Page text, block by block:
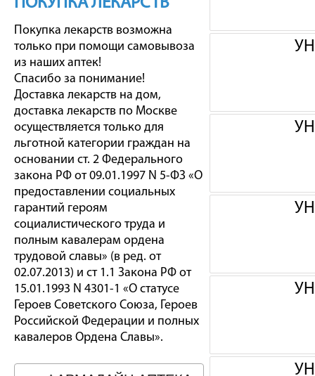
Покупка лекарств возможна
только при помощи самовывоза
из наших аптек!
Спасибо за понимание!
Доставка лекарств на дом,
доставка лекарств по Москве
осуществляется только для
льготной категории граждан на
основании ст. 2 Федерального
закона РФ от 09.01.1997 N 5-ФЗ «О
предоставлении социальных
гарантий героям
социалистического труда и
полным кавалерам ордена
трудовой славы» (в ред. от
02.07.2013) и ст 1.1 Закона РФ от
15.01.1993 N 4301-1 «О статусе
Героев Советского Союза, Героев
Российской Федерации и полных
кавалеров Ордена Славы».